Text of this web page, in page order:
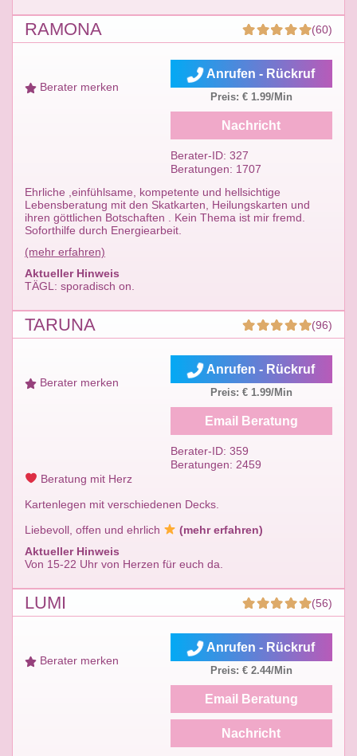
RAMONA (60)
Berater merken
Ehrliche ,einfühlsame, kompetente und hellsichtige
Lebensberatung mit den Skatkarten, Heilungskarten und
ihren göttlichen Botschaften . Kein Thema ist mir fremd.
Soforthilfe durch Energiearbeit.
(mehr erfahren)
Aktueller Hinweis
TÄGL: sporadisch on.
Anrufen - Rückruf
Preis: € 1.99/Min
Nachricht
Berater-ID: 327
Beratungen: 1707
TARUNA (96)
Berater merken
Beratung mit Herz
Kartenlegen mit verschiedenen Decks.
Liebevoll, offen und ehrlich
(mehr erfahren)
Aktueller Hinweis
Von 15-22 Uhr von Herzen für euch da.
Anrufen - Rückruf
Preis: € 1.99/Min
Email Beratung
Berater-ID: 359
Beratungen: 2459
LUMI (56)
Berater merken
Anrufen - Rückruf
Preis: € 2.44/Min
Email Beratung
Nachricht